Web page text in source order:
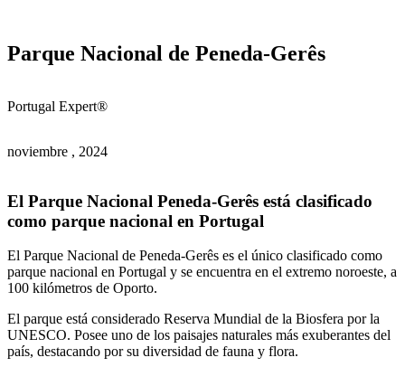
Parque Nacional de Peneda-Gerês
Portugal Expert®
noviembre , 2024
El Parque Nacional Peneda-Gerês está clasificado
como parque nacional en Portugal
El Parque Nacional de Peneda-Gerês es el único clasificado como
parque nacional en Portugal y se encuentra en el extremo noroeste, a
100 kilómetros de Oporto.
El parque está considerado Reserva Mundial de la Biosfera por la
UNESCO. Posee uno de los paisajes naturales más exuberantes del
país, destacando por su diversidad de fauna y flora.